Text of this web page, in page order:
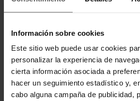
Información sobre cookies
Este sitio web puede usar cookies
personalizar la experiencia de
cierta información asociada a
hacer un seguimiento estadístico y,
cabo alguna campaña de publicidad,